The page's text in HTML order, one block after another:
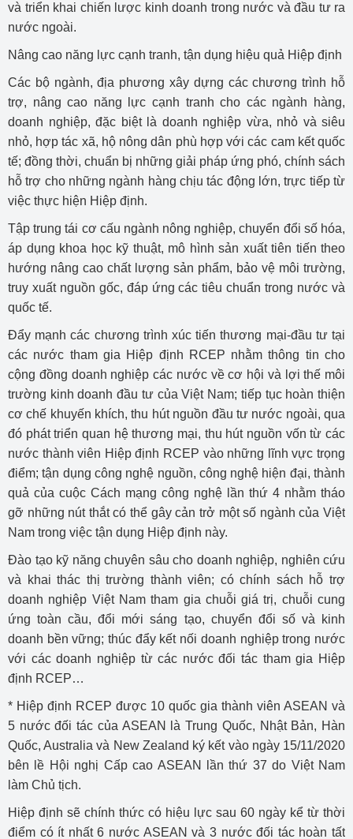
và triển khai chiến lược kinh doanh trong nước và đầu tư ra
nước ngoài.
Nâng cao năng lực cạnh tranh, tận dụng hiệu quả Hiệp định
Các bộ ngành, địa phương xây dựng các chương trình hỗ
trợ, nâng cao năng lực cạnh tranh cho các ngành hàng,
doanh nghiệp, đặc biệt là doanh nghiệp vừa, nhỏ và siêu
nhỏ, hợp tác xã, hộ nông dân phù hợp với các cam kết quốc
tế; đồng thời, chuẩn bị những giải pháp ứng phó, chính sách
hỗ trợ cho những ngành hàng chịu tác động lớn, trực tiếp từ
việc thực hiện Hiệp định.
Tập trung tái cơ cấu ngành nông nghiệp, chuyển đổi số hóa,
áp dụng khoa học kỹ thuật, mô hình sản xuất tiên tiến theo
hướng nâng cao chất lượng sản phẩm, bảo vệ môi trường,
truy xuất nguồn gốc, đáp ứng các tiêu chuẩn trong nước và
quốc tế.
Đẩy mạnh các chương trình xúc tiến thương mại-đầu tư tại
các nước tham gia Hiệp định RCEP nhằm thông tin cho
cộng đồng doanh nghiệp các nước về cơ hội và lợi thế môi
trường kinh doanh đầu tư của Việt Nam; tiếp tục hoàn thiện
cơ chế khuyến khích, thu hút nguồn đầu tư nước ngoài, qua
đó phát triển quan hệ thương mại, thu hút nguồn vốn từ các
nước thành viên Hiệp định RCEP vào những lĩnh vực trọng
điểm; tận dụng công nghệ nguồn, công nghệ hiện đại, thành
quả của cuộc Cách mạng công nghệ lần thứ 4 nhằm tháo
gỡ những nút thắt có thể gây cản trở một số ngành của Việt
Nam trong việc tận dụng Hiệp định này.
Đào tạo kỹ năng chuyên sâu cho doanh nghiệp, nghiên cứu
và khai thác thị trường thành viên; có chính sách hỗ trợ
doanh nghiệp Việt Nam tham gia chuỗi giá trị, chuỗi cung
ứng toàn cầu, đổi mới sáng tạo, chuyển đổi số và kinh
doanh bền vững; thúc đẩy kết nối doanh nghiệp trong nước
với các doanh nghiệp từ các nước đối tác tham gia Hiệp
định RCEP…
* Hiệp định RCEP được 10 quốc gia thành viên ASEAN và
5 nước đối tác của ASEAN là Trung Quốc, Nhật Bản, Hàn
Quốc, Australia và New Zealand ký kết vào ngày 15/11/2020
bên lề Hội nghị Cấp cao ASEAN lần thứ 37 do Việt Nam
làm Chủ tịch.
Hiệp định sẽ chính thức có hiệu lực sau 60 ngày kể từ thời
điểm có ít nhất 6 nước ASEAN và 3 nước đối tác hoàn tất